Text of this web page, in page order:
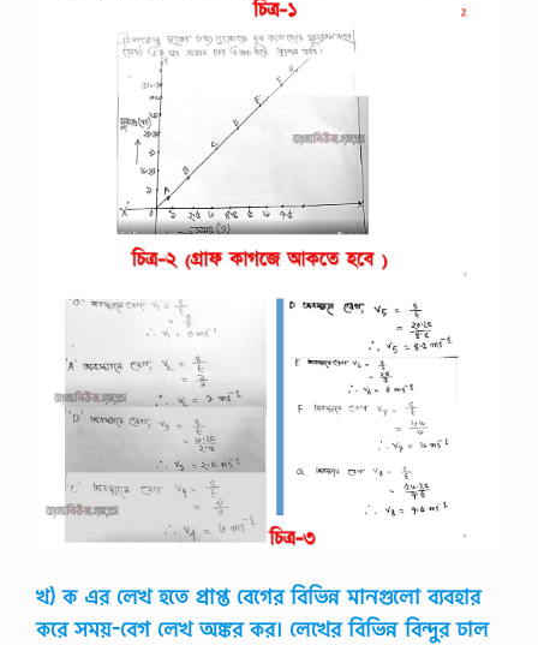
খ) ক এর লেখ হতে প্রাপ্ত বেগের বিভিন্ন মানগুলো ব্যবহার
করে সময়-বেগ লেখ অঙ্কর কর। লেখের বিভিন্ন বিন্দুর ঢাল